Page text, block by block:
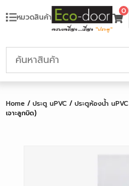
หมวดสินค้า
0
Home / ประตู uPVC / ประตูห้องน้ำ uPVC
เจาะลูกบิด)